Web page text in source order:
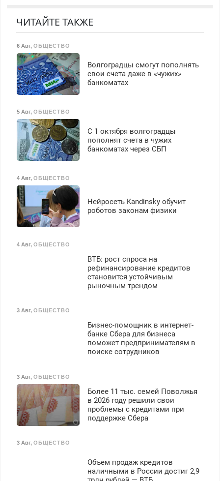
Прием по ТК РФ. График
З/п – до 96000 рублей до
вычета налогов.
Ежемесячно
выплачивается денежная
премия. Возможно
бесплатное обучение,
получение документов,
работа инспектором по
транспортной
безопасности с з/п до
125000 руб.
Вызов бесплатный.
ЧИТАЙТЕ ТАКЖЕ
6 Авг, ОБЩЕСТВО
Волгоградцы смогут пополнять
свои счета даже в «чужих»
банкоматах
5 Авг, ОБЩЕСТВО
С 1 октября волгоградцы
пополнят счета в чужих
банкоматах через СБП
4 Авг, ОБЩЕСТВО
Нейросеть Kandinsky обучит
роботов законам физики
4 Авг, ОБЩЕСТВО
ВТБ: рост спроса на
рефинансирование кредитов
становится устойчивым
рыночным трендом
3 Авг, ОБЩЕСТВО
Бизнес-помощник в интернет-
банке Сбера для бизнеса
поможет предпринимателям в
поиске сотрудников
3 Авг, ОБЩЕСТВО
Более 11 тыс. семей Поволжья
в 2026 году решили свои
проблемы с кредитами при
поддержке Сбера
3 Авг, ОБЩЕСТВО
Объем продаж кредитов
наличными в России достиг 2,9